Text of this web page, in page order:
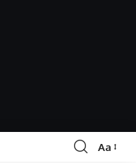
Aa